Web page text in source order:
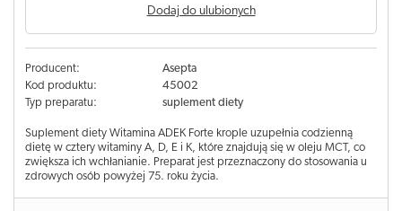
Dodaj do ulubionych
Producent:
Asepta
Kod produktu:
45002
Typ preparatu:
suplement diety
Suplement diety Witamina ADEK Forte krople uzupełnia codzienną
dietę w cztery witaminy A, D, E i K, które znajdują się w oleju MCT, co
zwiększa ich wchłanianie. Preparat jest przeznaczony do stosowania u
zdrowych osób powyżej 75. roku życia.